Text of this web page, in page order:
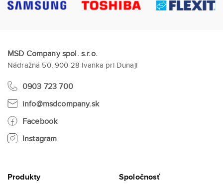
MSD Company spol. s.r.o.
Nádražná 50, 900 28 Ivanka pri Dunaji
0903 723 700
info@msdcompany.sk
Facebook
Instagram
Produkty Spoločnosť